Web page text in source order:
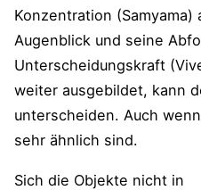
Konzentration
Augenblick und seine
Unterscheidungskraft
weiter ausgebildet, kann
unterscheiden. Auch
sehr ähnlich sind.
Sich die Objekte nicht in